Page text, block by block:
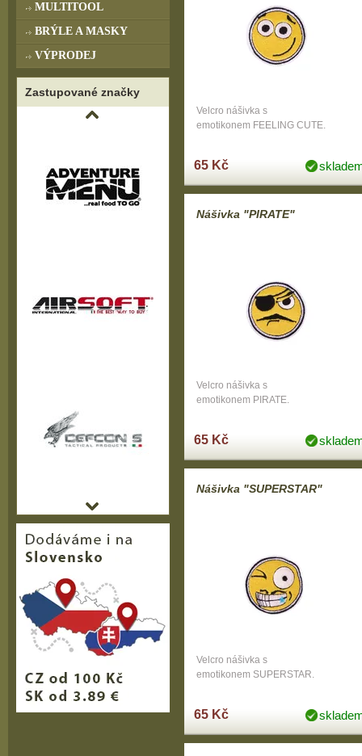
Velcro nášivka s
emotikonem FEELING CUTE.
65 Kč
Nášivka "PIRATE"
Velcro nášivka s
emotikonem PIRATE.
65 Kč
Nášivka "SUPERSTAR"
Velcro nášivka s
emotikonem SUPERSTAR.
65 Kč
MULTITOOL
BRÝLE A MASKY
VÝPRODEJ
Zastupované značky